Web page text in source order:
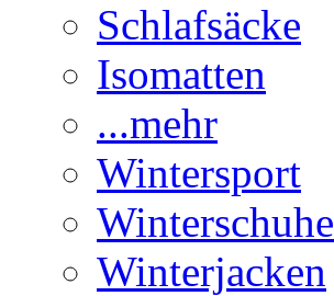
Schlafsäcke
Isomatten
...mehr
Wintersport
Winterschuhe
Winterjacken